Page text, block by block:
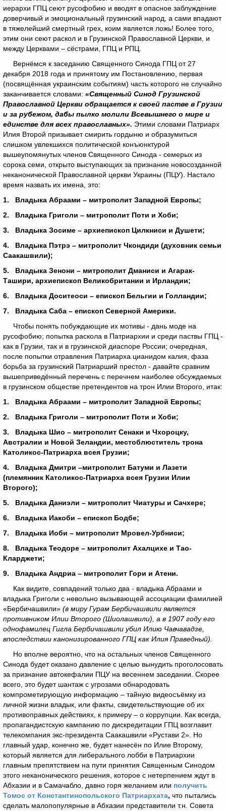
иерархи ГПЦ сеют русофобию и вводят в опасное заблуждение
доверчивый и эмоциональный грузинский народ, а сами впадают
в тяжелейший смертный грех, коим является ложь! Более того,
этим они сеют раскол и в Грузинской Православной Церкви, и
между Церквами – сёстрами, ГПЦ и РПЦ.
Вернёмся к заседанию Священного Синода ГПЦ от 27
декабря 2018 года и принятому им Постановлению, первая
(посвящённая украинским событиям) часть которого не случайно
заканчивается словами: «Священный Синод Грузинской
Православной Церкви обращается к своей пастве в Грузии
и за рубежом, дабы пылко молили Всевышнего о мире и
единстве для всех православных». Этими словами Патриарх
Илия Второй призывает смирить гордыню и образумиться
слишком увлекшихся политической конъюнктурой
вышеупомянутых членов Священного Синода - семерых из
сорока семи, открыто выступающих за признание новосозданной
неканонической Православной церкви Украины (ПЦУ). Настало
время назвать их имена, это:
1. Владыка Абраами – митрополит Западной Европы;
2. Владыка Григоли – митрополит Поти и Хоби;
3. Владыка Зосиме – архиепископ Цилкниси и Душети;
4. Владыка Пэтрэ – митрополит Чкондиди (духовник семьи
Саакашвили);
5. Владыка Зенони – митрополит Дманиси и Агарак-
Ташири, архиепископ Великобритании и Ирландии;
6. Владыка Доситеоси – епископ Бельгии и Голландии;
7. Владыка Саба – епископ Северной Америки.
Чтобы понять побуждающие их мотивы - дань моде на
русофобию; попытка раскола в Патриархии и среди паствы ГПЦ -
как в Грузии, так и в грузинской диаспоре России; очередная,
после попытки отравления Патриарха цианидом калия, фаза
борьба за грузинский Патриарший престол - давайте сравним
вышеприведённый перечень с перечнем наиболее обсуждаемых
в грузинском обществе претендентов на трон Илии Второго, итак:
1. Владыка Абраами – митрополит Западной Европы;
2. Владыка Григоли – митрополит Поти и Хоби;
3. Владыка Шио – митрополит Сенаки и Чхороцку,
Австралии и Новой Зеландии, местоблюститель трона
Католикос-Патриарха всея Грузии;
4. Владыка Дмитри –митрополит Батуми и Лазети
(племянник Католикос-Патриарха всея Грузии Илии
Второго);
5. Владыка Даниэли – митрополит Чиатуры и Сачхере;
6. Владыка Иакоби – епископ Бодбе;
7. Владыка Иоби – митрополит Мровел-Урбниси;
8. Владыка Теодоре – митрополит Ахалцихе и Тао-
Кларджети;
9. Владыка Андриа – митрополит Гори и Атени.
Как видите, совпадений только два - владыка Абраами и
владыка Григоли с невольно вызывающей ассоциации фамилией
«Бербичашвили» (в миру Гурам Бербичашвили является
противником Илии Второго (Шиолашвили), а в 1907 году его
однофамилец Гигла Бербичашвили убил Илию Чавчавадзе,
впоследствии канонизированного ГПЦ как Илия Праведный).
Но вполне вероятно, что на остальных членов Священного
Синода будет оказано давление с целью вынудить проголосовать
за признание автокефалии ПЦУ на весеннем заседании. Скорее
всего, это будет шантаж с угрозами обнародовать
компрометирующую информацию – тайную видеосъёмку из
личной жизни владык, или факты, свидетельствующие об их
противоправных действиях, к примеру – о коррупции. Как всегда,
пропагандистскую кампанию по дискредитации ГПЦ возглавит
телекомпания экс-президента Саакашвили «Рустави 2». Но
главный удар, конечно же, будет нанесён по Илие Второму,
который является для либерального лобби в Патриархии
главным препятствием на пути принятия Священным Синодом
этого неканонического решения, которое с нетерпением ждут в
Абхазии и в Самачабло, давно горя желанием или получить
Томос от Константинопольского Патриархата, что пытались
сделать малопопулярные в Абхазии представители т.н. Совета